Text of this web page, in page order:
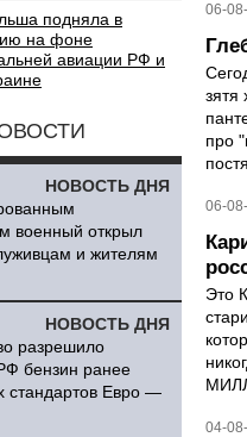
подняла в
на фоне
авиации РФ и
НОВОСТЬ ДНЯ
военный открыл
и жителям
НОВОСТЬ ДНЯ
разрешило
бензин ранее
стандартов Евро —
06-
зятя
про
06-
Это
04-